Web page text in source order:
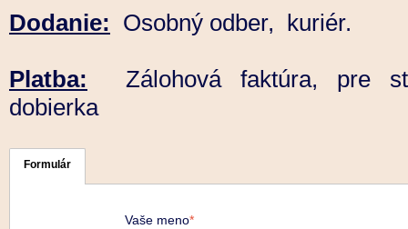
Dodanie: Osobný odber, kuriér.
Platba: Zálohová faktúra, pre
dobierka
Formulár
Vaše meno*